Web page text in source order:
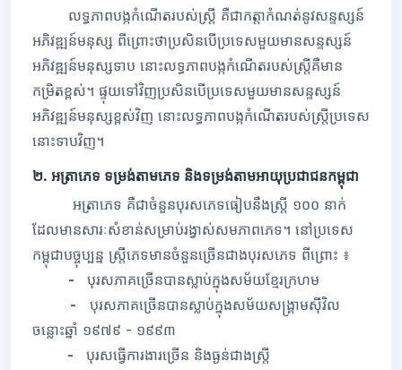
លទ្ធភាពបង្កកំណើតរបស់ស្រ្តី គឺជាកត្តាកំណត់នូវសន្ទស្សន៍
អភិវឌ្ឍន៍មនុស្ស ពីព្រោះថាប្រសិនបើប្រទេសមួយមានសន្ទស្សន៍
អភិវឌ្ឍន៍មនុស្សទាប នោះលទ្ធភាពបង្កកំណើតរបស់ស្រ្តីគឺមាន
កម្រិតខ្ពស់។ ផ្ទុយទៅវិញប្រសិនបើប្រទេសមួយមានសន្ទស្សន៍
អភិវឌ្ឍន៍មនុស្សខ្ពស់វិញ នោះលទ្ធភាពបង្កកំណើតរបស់ស្រ្តីប្រទេស
នោះទាបវិញ។
២. អត្រាភេទ ទម្រង់តាមភេទ និងទម្រង់តាមអាយុប្រជាជនកម្ពុជា
អត្រាភេទ គឺជាចំនួនបុរសភេទធៀបនឹងស្រ្តី ១០០ នាក់
ដែលមានសារៈសំខាន់សម្រាប់រង្វាស់សមភាពភេទ។ នៅប្រទេស
កម្ពុជាបច្ចុប្បន្ន ស្រ្តីភេទមានចំនួនច្រើនជាងបុរសភេទ ពីព្រោះ ៖
-
បុរសភាគច្រើនបានស្លាប់ក្នុងសម័យខ្មែរក្រហម
- បុរសភាគច្រើនបានស្លាប់ក្នុងសម័យសង្រ្គាមស៊ីវិល
ចន្លោះឆ្នាំ ១៩៧៩ - ១៩៩៣
-
បុរសធ្វើការងារច្រើន និងធ្ងន់ជាងស្រ្តី